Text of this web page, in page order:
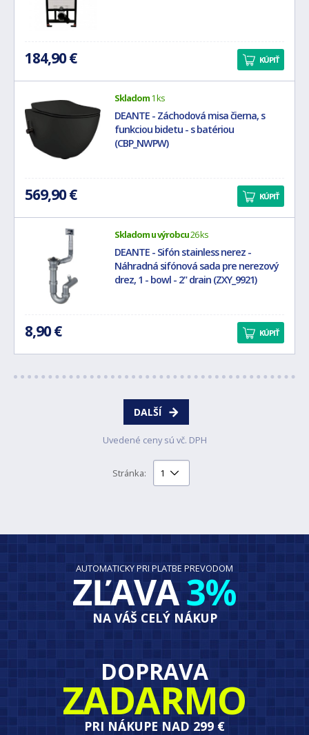
184,90 € KÚPIŤ
Skladom1 ks
DEANTE - Záchodová misa čierna, s
funkciou bidetu - s batériou
(CBP_NWPW)
569,90 € KÚPIŤ
Skladom u výrobcu26 ks
DEANTE - Sifón stainless nerez -
Náhradná sifónová sada pre nerezový
drez, 1 - bowl - 2" drain (ZXY_9921)
8,90 € KÚPIŤ
DALŠÍ
Uvedené ceny sú vč. DPH
Stránka:
AUTOMATICKY PRI PLATBE PREVODOM
ZĽAVA3%
NA VÁŠ CELÝ NÁKUP
DOPRAVA
ZADARMO
PRI NÁKUPE NAD 299 €